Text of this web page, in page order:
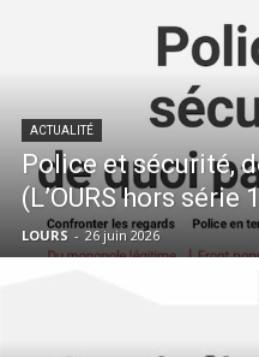
ACTUALITÉ
Police et sécurité,
(L’OURS hors série
LOURS - 26 juin 2026